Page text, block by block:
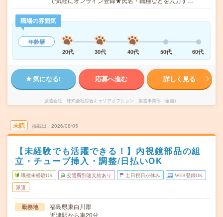
職場の雰囲気
年齢層
20代
30代 40代 50代 60代
気になる! 応募へ進む 詳しく見る
派遣会社 株式会社綜合キャリアオプション 製造事業部（全国）
未読 掲載日 2026/08/05
【未経験でも活躍できる！】内視鏡部品の組
立・チューブ挿入・調整/日払いOK
職種未経験OK 交通費別途支給あり 土日祝日が休み WEB登録OK
派遣
勤務地
福島県東白川郡
近津駅から車20分